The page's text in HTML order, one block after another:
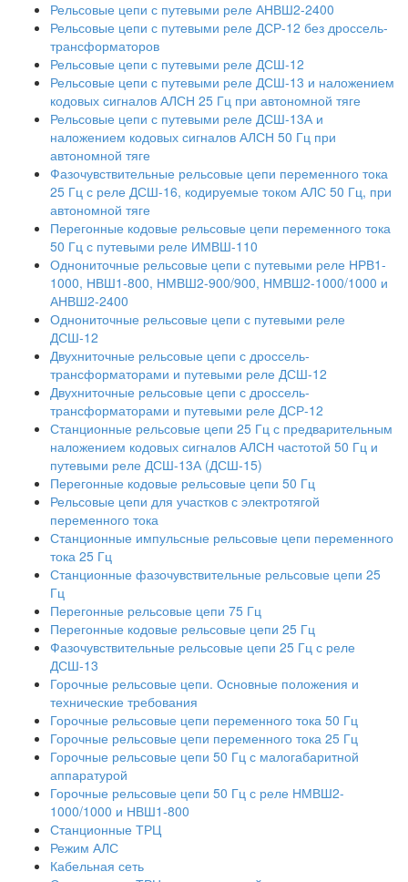
Рельсовые цепи с путевыми реле АНВШ2-2400
Рельсовые цепи с путевыми реле ДСР-12 без дроссель-
трансформаторов
Рельсовые цепи с путевыми реле ДСШ-12
Рельсовые цепи с путевыми реле ДСШ-13 и наложением
кодовых сигналов АЛСН 25 Гц при автономной тяге
Рельсовые цепи с путевыми реле ДСШ-13А и
наложением кодовых сигналов АЛСН 50 Гц при
автономной тяге
Фазочувствительные рельсовые цепи переменного тока
25 Гц с реле ДСШ-16, кодируемые током АЛС 50 Гц, при
автономной тяге
Перегонные кодовые рельсовые цепи переменного тока
50 Гц с путевыми реле ИМВШ-110
Однониточные рельсовые цепи с путевыми реле НРВ1-
1000, НВШ1-800, НМВШ2-900/900, НМВШ2-1000/1000 и
АНВШ2-2400
Однониточные рельсовые цепи с путевыми реле
ДСШ-12
Двухниточные рельсовые цепи с дроссель-
трансформаторами и путевыми реле ДСШ-12
Двухниточные рельсовые цепи с дроссель-
трансформаторами и путевыми реле ДСР-12
Станционные рельсовые цепи 25 Гц с предварительным
наложением кодовых сигналов АЛСН частотой 50 Гц и
путевыми реле ДСШ-13А (ДСШ-15)
Перегонные кодовые рельсовые цепи 50 Гц
Рельсовые цепи для участков с электротягой
переменного тока
Станционные импульсные рельсовые цепи переменного
тока 25 Гц
Станционные фазочувствительные рельсовые цепи 25
Гц
Перегонные рельсовые цепи 75 Гц
Перегонные кодовые рельсовые цепи 25 Гц
Фазочувствительные рельсовые цепи 25 Гц с реле
ДСШ-13
Горочные рельсовые цепи. Основные положения и
технические требования
Горочные рельсовые цепи переменного тока 50 Гц
Горочные рельсовые цепи переменного тока 25 Гц
Горочные рельсовые цепи 50 Гц с малогабаритной
аппаратурой
Горочные рельсовые цепи 50 Гц с реле НМВШ2-
1000/1000 и НВШ1-800
Станционные ТРЦ
Режим АЛС
Кабельная сеть